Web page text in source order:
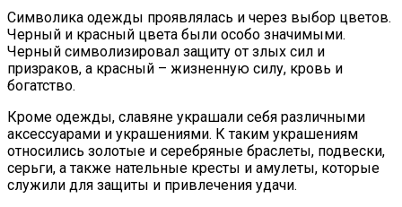
Символика одежды проявлялась и через выбор цветов.
Черный и красный цвета были особо значимыми.
Черный символизировал защиту от злых сил и
призраков, а красный – жизненную силу, кровь и
богатство.
Кроме одежды, славяне украшали себя различными
аксессуарами и украшениями. К таким украшениям
относились золотые и серебряные браслеты, подвески,
серьги, а также нательные кресты и амулеты, которые
служили для защиты и привлечения удачи.